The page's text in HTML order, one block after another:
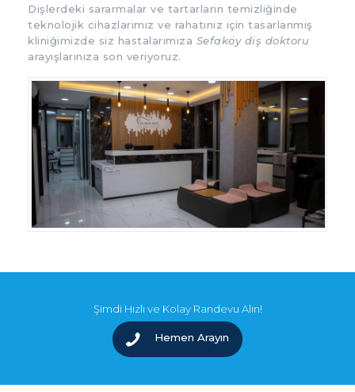
VAKALAR
KVKK
AYDINLATMA
METNI
BLOG
KLINIĞIMIZ
İLETIŞIM
Dişlerdeki sararmalar ve tartarların temizliğinde
teknolojik cihazlarımız ve rahatınız için tasarlanmış
kliniğimizde siz hastalarımıza Sefaköy diş doktoru
arayışlarınıza son veriyoruz.
Şimdi Hızlı ve Kolay Randevu Alın!
Hemen Arayın